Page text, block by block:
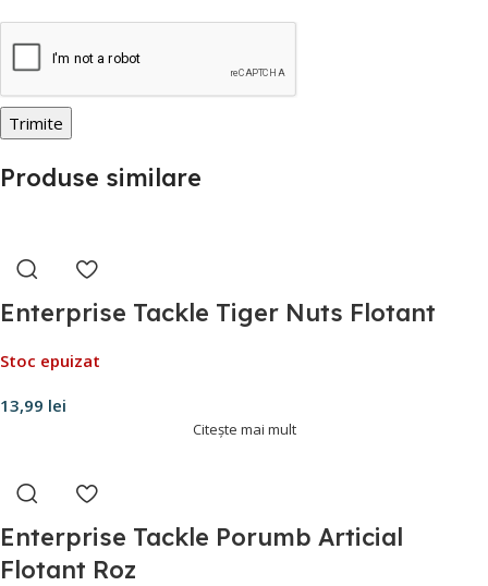
Produse similare
Enterprise Tackle Tiger Nuts Flotant
Stoc epuizat
13,99 lei
Citește mai mult
Enterprise Tackle Porumb Articial
Flotant Roz